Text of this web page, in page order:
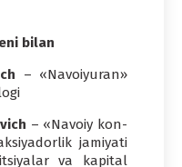
bilan
– «Navoiyuran»
– «Navoiy kon-
jamiyati
va kapital